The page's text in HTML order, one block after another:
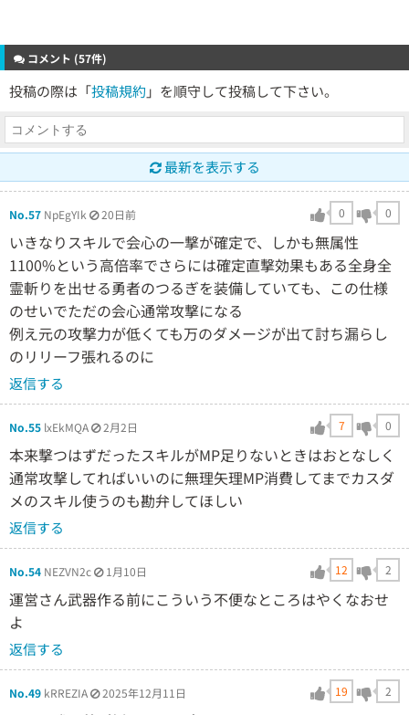
コメント (57件)
投稿の際は「投稿規約 」を順守して投稿して下さい。
最新を表示する
No.57 NpEgYIk 20日前 0 0
いきなりスキルで会心の一撃が確定で、しかも無属性
1100%という高倍率でさらには確定直撃効果もある全身全
霊斬りを出せる勇者のつるぎを装備していても、この仕様
のせいでただの会心通常攻撃になる
例え元の攻撃力が低くても万のダメージが出て討ち漏らし
のリリーフ張れるのに
返信する
No.55 lxEkMQA 2月2日 7 0
本来撃つはずだったスキルがMP足りないときはおとなしく
通常攻撃してればいいのに無理矢理MP消費してまでカスダ
メのスキル使うのも勘弁してほしい
返信する
No.54 NEZVN2c 1月10日 12 2
運営さん武器作る前にこういう不便なところはやくなおせ
よ
返信する
No.49 kRREZIA 2025年12月11日 19 2